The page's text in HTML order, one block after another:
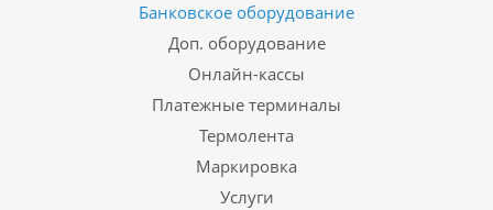
Банковское оборудование
Доп. оборудование
Онлайн-кассы
Платежные терминалы
Термолента
Маркировка
Услуги